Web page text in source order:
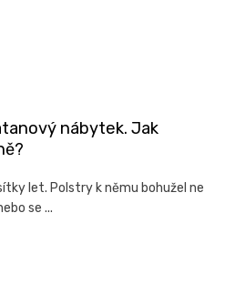
nábytek. Jak
let. Polstry k němu bohužel ne
se ...